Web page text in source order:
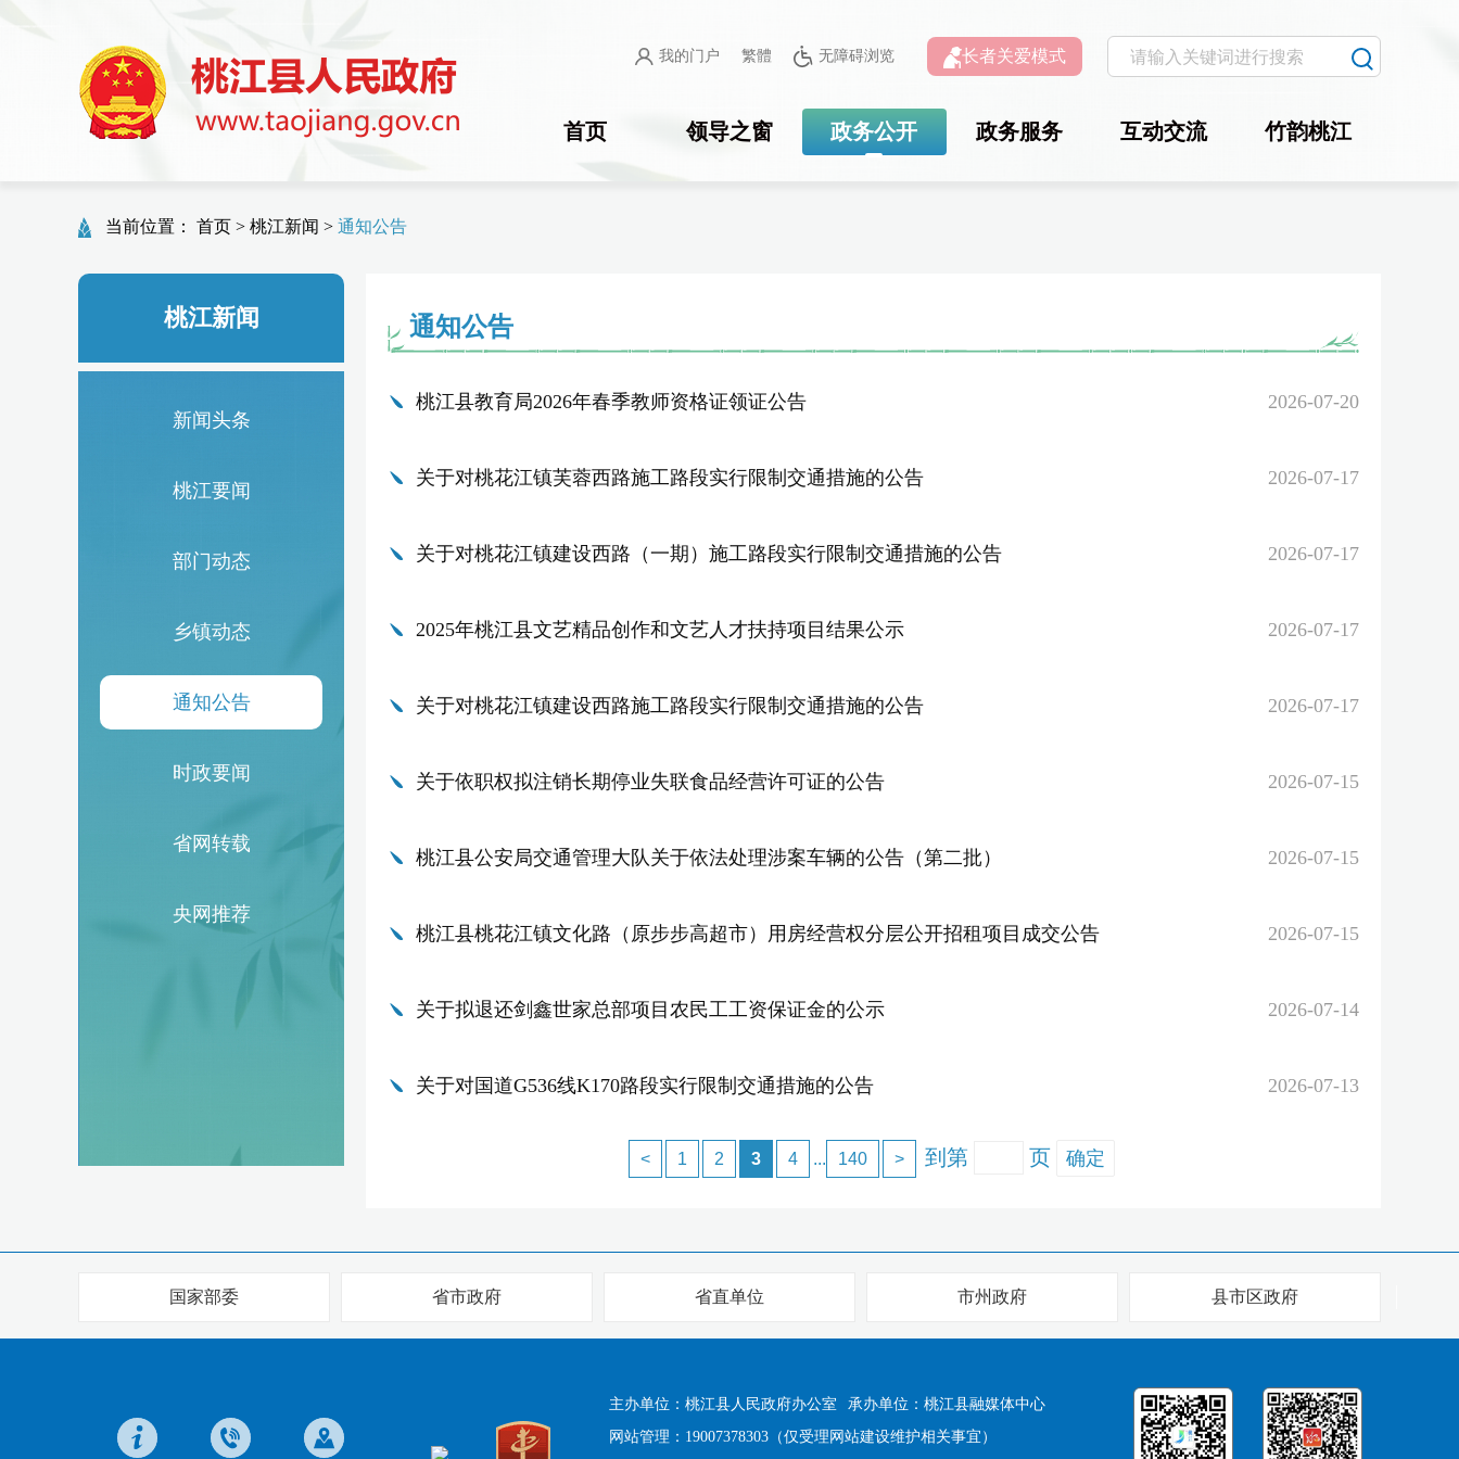
我的门户 繁體 无障碍浏览 长者关爱模式
首页 领导之窗 政务公开 政务服务 互动交流 竹韵桃江
当前位置： 首页 > 桃江新闻 > 通知公告
桃江新闻
新闻头条
桃江要闻
部门动态
乡镇动态
通知公告
时政要闻
省网转载
央网推荐
通知公告
桃江县教育局2026年春季教师资格证领证公告 2026-07-20
关于对桃花江镇芙蓉西路施工路段实行限制交通措施的公告 2026-07-17
关于对桃花江镇建设西路（一期）施工路段实行限制交通措施的公告 2026-07-17
2025年桃江县文艺精品创作和文艺人才扶持项目结果公示 2026-07-17
关于对桃花江镇建设西路施工路段实行限制交通措施的公告 2026-07-17
关于依职权拟注销长期停业失联食品经营许可证的公告 2026-07-15
桃江县公安局交通管理大队关于依法处理涉案车辆的公告（第二批） 2026-07-15
桃江县桃花江镇文化路（原步步高超市）用房经营权分层公开招租项目成交公告 2026-07-15
关于拟退还剑鑫世家总部项目农民工工资保证金的公示 2026-07-14
关于对国道G536线K170路段实行限制交通措施的公告 2026-07-13
< 1 2 3 4 ... 140 > 到第 页 确定
国家部委 省市政府 省直单位 市州政府 县市区政府
主办单位：桃江县人民政府办公室
承办单位：桃江县融媒体中心
网站管理：19007378303（仅受理网站建设维护相关事宜）